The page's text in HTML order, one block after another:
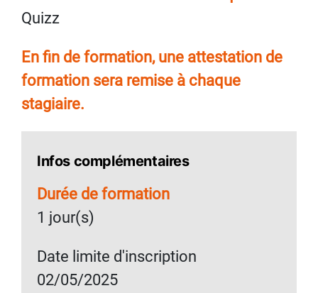
Quizz
En fin de formation, une attestation de
formation sera remise à chaque
stagiaire.
Infos complémentaires
Durée de formation
1 jour(s)
Date limite d'inscription
02/05/2025